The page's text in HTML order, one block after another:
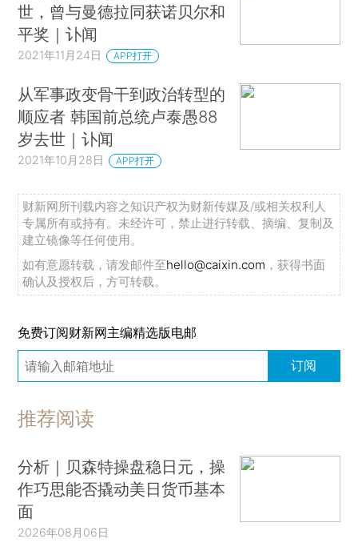
世，曾与曼德拉同获诺贝尔和
平奖｜讣闻
2021年11月24日 APP打开
从军事政变骨干到政治转型的
顺应者 韩国前总统卢泰愚88
岁去世｜讣闻
2021年10月28日 APP打开
财新网所刊载内容之知识产权为财新传媒及/或相关权利人
专属所有或持有。未经许可，禁止进行转载、摘编、复制及
建立镜像等任何使用。
如有意愿转载，请发邮件至hello@caixin.com ，获得书面
确认及授权后，方可转载。
免费订阅财新网主编精选版电邮
订阅
推荐阅读
分析｜贝森特操盘稳日元，操
作巧思能否撬动美日货币基本
面
2026年08月06日